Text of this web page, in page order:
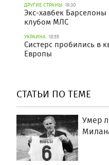
ДРУГИЕ СТРАНЫ 19:30
Экс-хавбек
клубом МЛС
УКРАИНА 18:55
Систерс пробились в
Европы
СТАТЬИ ПО ТЕМЕ
Умер